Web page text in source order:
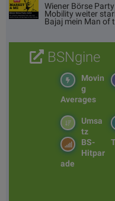
Wiener Börse
Mobility weiter
Bajaj mein Man of
BSNgine
Movin
g
Averages
Umsa
tz
BS-
Hitpar
ade